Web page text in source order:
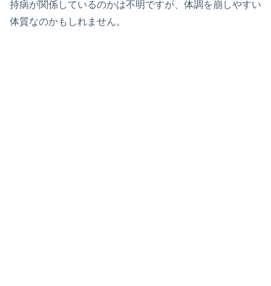
持病が関係しているのかは不明ですが、体調を崩しやすい
体質なのかもしれません。